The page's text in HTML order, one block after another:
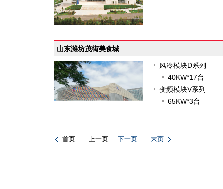
山东潍坊茂街美食城
风冷模块D系列
40KW*17台
变频模块V系列
65KW*3台
首页 上一页 下一页 末页